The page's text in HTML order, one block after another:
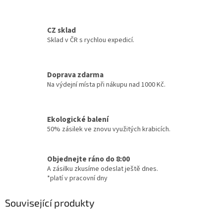
CZ sklad
Sklad v ČR s rychlou expedicí.
Doprava zdarma
Na výdejní místa při nákupu nad 1000 Kč.
Ekologické balení
50% zásilek ve znovu využitých krabicích.
Objednejte ráno do 8:00
A zásilku zkusíme odeslat ještě dnes.
*platí v pracovní dny
Související produkty